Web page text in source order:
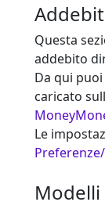
Questa
addebito
Da qui
caricato
Le
Modelli